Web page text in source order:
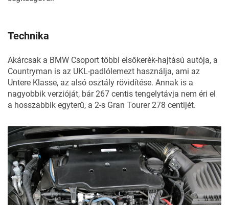
Technika
Akárcsak a BMW Csoport többi elsőkerék-hajtású autója, a
Countryman is az UKL-padlólemezt használja, ami az
Untere Klasse, az alsó osztály rövidítése. Annak is a
nagyobbik verzióját, bár 267 centis tengelytávja nem éri el
a hosszabbik egyterű, a 2-s Gran Tourer 278 centijét.